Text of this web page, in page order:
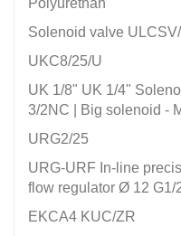
Solenoid valve
UKC8/25/U
UK 1/8" UK 1/4"
3/2NC | Big solenoid -
URG2/25
URG-URF In-line
flow regulator Ø 12 G1/
EKCA4 KUC/ZR